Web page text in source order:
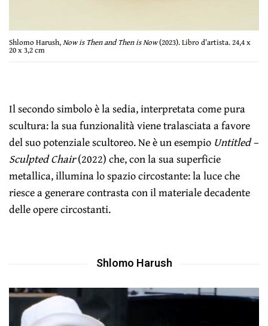
Shlomo Harush,Now is Then and Then is Now(2023). Libro d’artista. 24,4 x
20 x 3,2 cm
Il secondo simbolo è la sedia, interpretata come pura
scultura: la sua funzionalità viene tralasciata a favore
del suo potenziale scultoreo. Ne è un esempio Untitled –
Sculpted Chair(2022) che, con la sua superficie
metallica, illumina lo spazio circostante: la luce che
riesce a generare contrasta con il materiale decadente
delle opere circostanti.
Shlomo Harush